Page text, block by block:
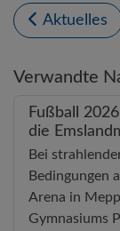
Aktuelles
Verwandte
Fußball
die
Bei
Bedingungen
Arena in
Gymnasiums